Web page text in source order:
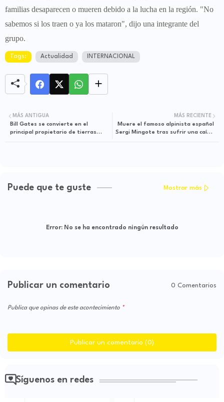
familias desaparecen o mueren debido a la lucha en la región. "No
sabemos si los traen o ya los mataron", dijo una integrante del
grupo.
Tags: Actualidad INTERNACIONAL
MÁS RECIENTE
Muere el famoso alpinista español
Sergi Mingote tras sufrir una caída
MÁS ANTIGUA
Bill Gates se convierte en el
principal propietario de tierras
Puede que te guste Mostrar más
Error:No se ha encontrado ningún resultado
Publicar un comentario 0 Comentarios
Publica que opinas de este acontecimiento
Publicar un comentario (0)
Síguenos en redes